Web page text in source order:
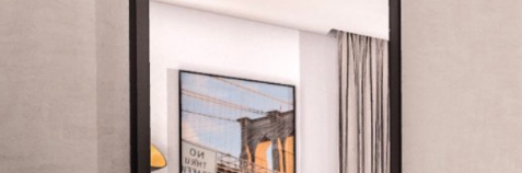
Email
Email
Téléphone